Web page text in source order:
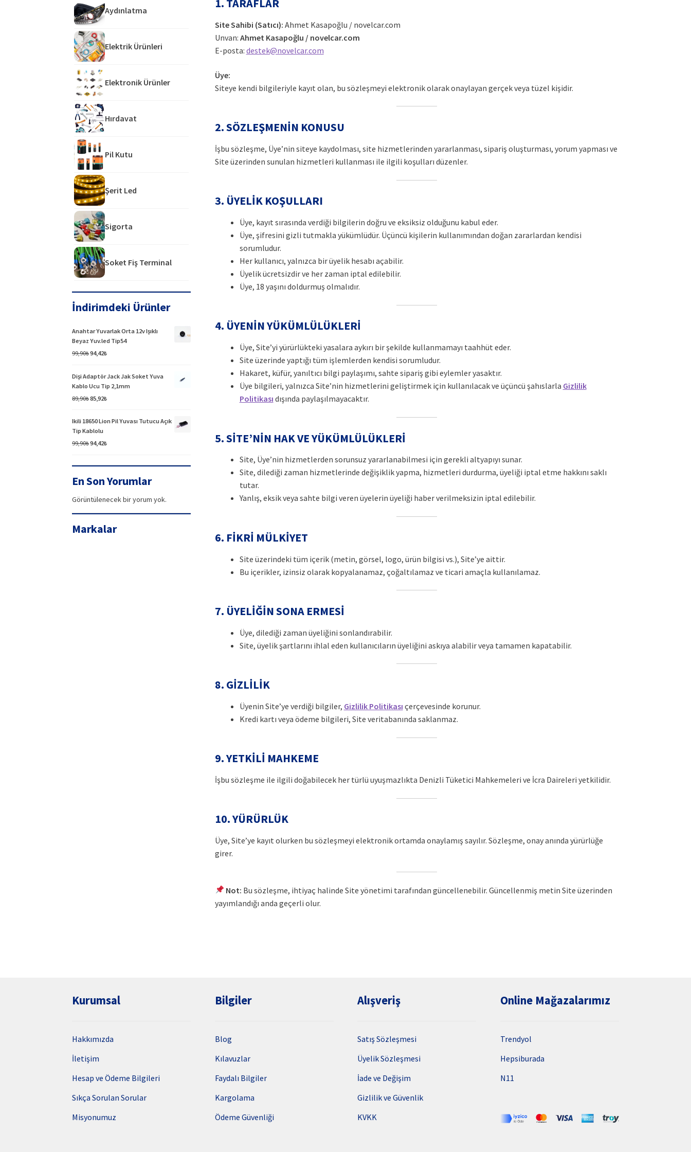
1. TARAFLAR
Site Sahibi (Satıcı): Ahmet Kasapoğlu / novelcar.com
Unvan: Ahmet Kasapoğlu / novelcar.com
E-posta: destek@novelcar.com
Üye:
Siteye kendi bilgileriyle kayıt olan, bu sözleşmeyi elektronik olarak onaylayan gerçek veya tüzel kişidir.
2. SÖZLEŞMENİN KONUSU
İşbu sözleşme, Üye’nin siteye kaydolması, site hizmetlerinden yararlanması, sipariş oluşturması, yorum yapması ve
Site üzerinden sunulan hizmetleri kullanması ile ilgili koşulları düzenler.
3. ÜYELİK KOŞULLARI
Üye, kayıt sırasında verdiği bilgilerin doğru ve eksiksiz olduğunu kabul eder.
Üye, şifresini gizli tutmakla yükümlüdür. Üçüncü kişilerin kullanımından doğan zararlardan kendisi
sorumludur.
Her kullanıcı, yalnızca bir üyelik hesabı açabilir.
Üyelik ücretsizdir ve her zaman iptal edilebilir.
Üye, 18 yaşını doldurmuş olmalıdır.
4. ÜYENİN YÜKÜMLÜLÜKLERİ
Üye, Site’yi yürürlükteki yasalara aykırı bir şekilde kullanmamayı taahhüt eder.
Site üzerinde yaptığı tüm işlemlerden kendisi sorumludur.
Hakaret, küfür, yanıltıcı bilgi paylaşımı, sahte sipariş gibi eylemler yasaktır.
Üye bilgileri, yalnızca Site’nin hizmetlerini geliştirmek için kullanılacak ve üçüncü şahıslarla Gizlilik
Politikası dışında paylaşılmayacaktır.
5. SİTE’NİN HAK VE YÜKÜMLÜLÜKLERİ
Site, Üye’nin hizmetlerden sorunsuz yararlanabilmesi için gerekli altyapıyı sunar.
Site, dilediği zaman hizmetlerinde değişiklik yapma, hizmetleri durdurma, üyeliği iptal etme hakkını saklı
tutar.
Yanlış, eksik veya sahte bilgi veren üyelerin üyeliği haber verilmeksizin iptal edilebilir.
6. FİKRİ MÜLKİYET
Site üzerindeki tüm içerik (metin, görsel, logo, ürün bilgisi vs.), Site’ye aittir.
Bu içerikler, izinsiz olarak kopyalanamaz, çoğaltılamaz ve ticari amaçla kullanılamaz.
7. ÜYELİĞİN SONA ERMESİ
Üye, dilediği zaman üyeliğini sonlandırabilir.
Site, üyelik şartlarını ihlal eden kullanıcıların üyeliğini askıya alabilir veya tamamen kapatabilir.
8. GİZLİLİK
Üyenin Site’ye verdiği bilgiler, Gizlilik Politikası çerçevesinde korunur.
Kredi kartı veya ödeme bilgileri, Site veritabanında saklanmaz.
9. YETKİLİ MAHKEME
İşbu sözleşme ile ilgili doğabilecek her türlü uyuşmazlıkta Denizli Tüketici Mahkemeleri ve İcra Daireleri yetkilidir.
10. YÜRÜRLÜK
Üye, Site’ye kayıt olurken bu sözleşmeyi elektronik ortamda onaylamış sayılır. Sözleşme, onay anında yürürlüğe
girer.
Not: Bu sözleşme, ihtiyaç halinde Site yönetimi tarafından güncellenebilir. Güncellenmiş metin Site üzerinden
yayımlandığı anda geçerli olur.
Aydınlatma
Elektrik Ürünleri
Elektronik Ürünler
Hırdavat
Pil Kutu
Şerit Led
Sigorta
Soket Fiş Terminal
İndirimdeki Ürünler
Anahtar Yuvarlak Orta 12v Işıklı
Beyaz Yuv.led Tip54
99,90₺Orijinal
94,42₺Şu
Dişi Adaptör Jack Jak Soket Yuva
Kablo Ucu Tip 2,1mm
89,90₺Orijinal
85,92₺Şu
Ikili 18650 Lion Pil Yuvası Tutucu Açık
Tip Kablolu
99,90₺Orijinal
94,42₺Şu
En Son Yorumlar
Görüntülenecek bir yorum yok.
Markalar
Kurumsal
Hakkımızda
İletişim
Hesap ve Ödeme Bilgileri
Sıkça Sorulan Sorular
Misyonumuz
Bilgiler
Blog
Kılavuzlar
Faydalı Bilgiler
Kargolama
Ödeme Güvenliği
Alışveriş
Satış Sözleşmesi
Üyelik Sözleşmesi
İade ve Değişim
Gizlilik ve Güvenlik
KVKK
Online Mağazalarımız
Trendyol
Hepsiburada
N11